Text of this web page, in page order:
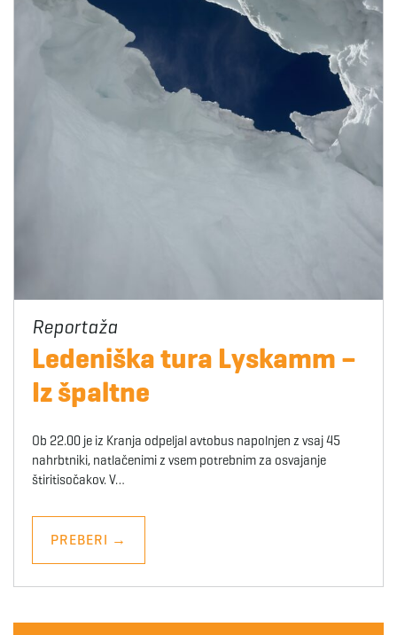
Ledeniška tura Lyskamm –
Iz špaltne
Ob 22.00 je iz Kranja odpeljal avtobus napolnjen z vsaj 45
nahrbtniki, natlačenimi z vsem potrebnim za osvajanje
štiritisočakov. V…
PREBERI →